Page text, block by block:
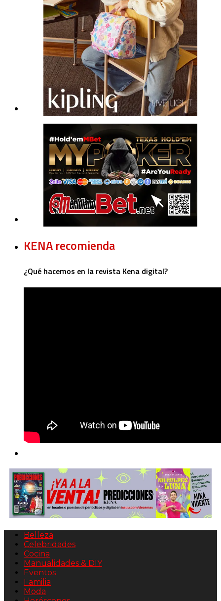
KENA recomienda
¿Qué hacemos en la revista Kena digital?
Belleza
Celebridades
Cocina
Manualidades & DIY
Eventos
Familia
Moda